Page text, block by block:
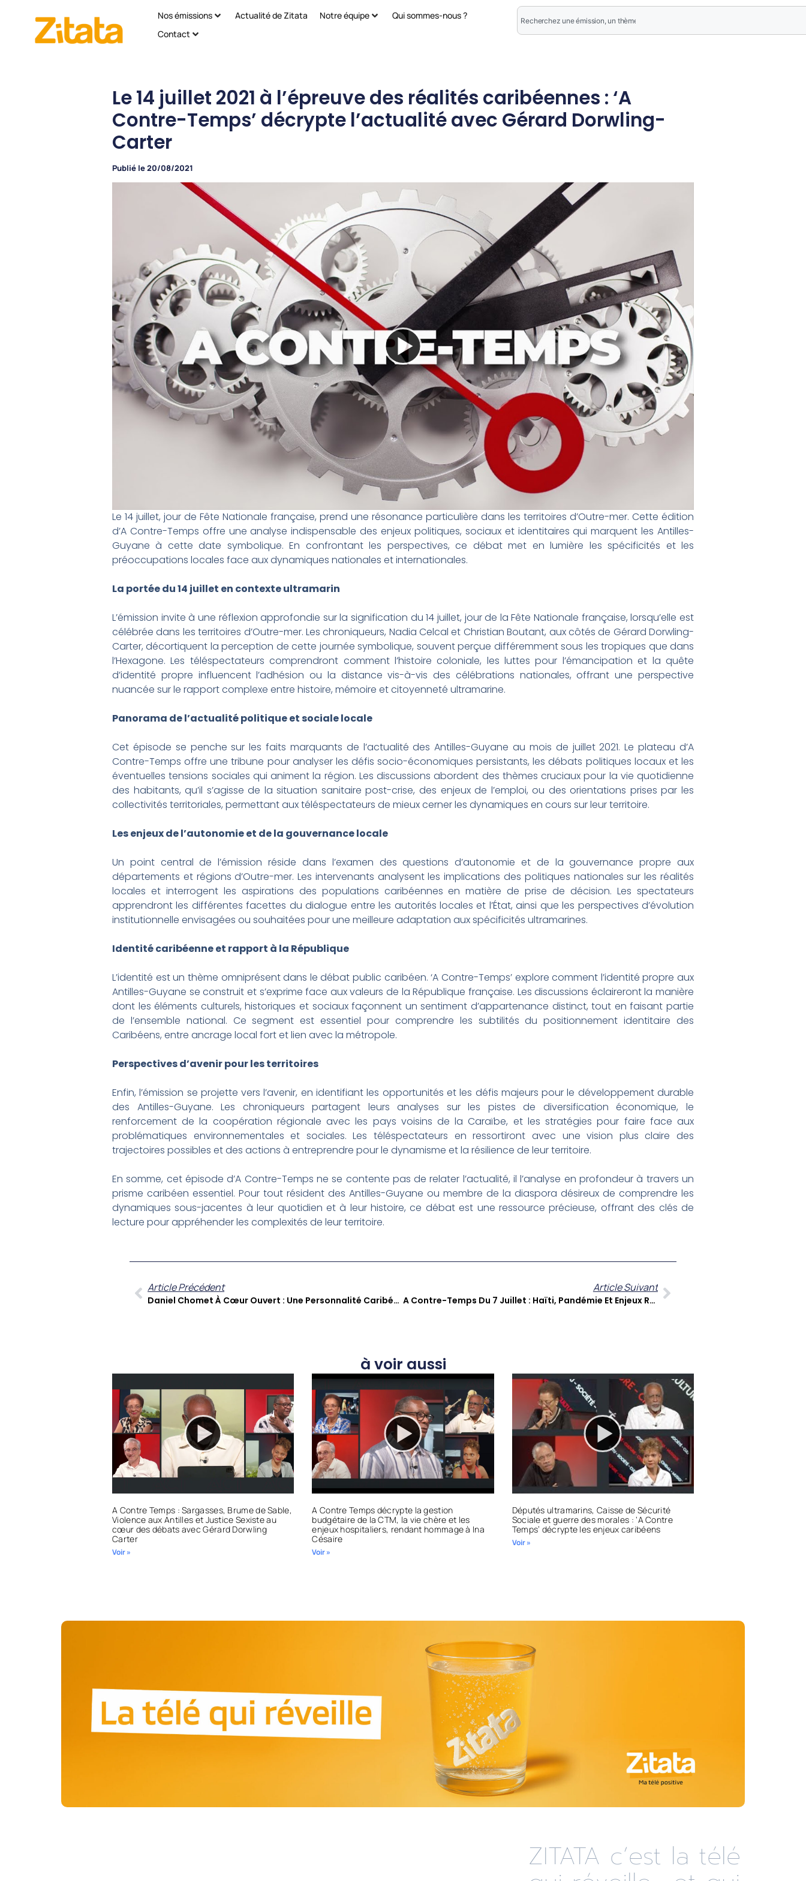
Nos émissions Actualité de Zitata Notre équipe
Qui sommes-nous ?
Contact
Le 14 juillet 2021 à l’épreuve des réalités caribéennes : ‘A
Contre-Temps’ décrypte l’actualité avec Gérard Dorwling-
Carter
Publié le20/08/2021
Le 14 juillet, jour de Fête Nationale française, prend une résonance particulière dans les territoires d’Outre-mer. Cette édition
d’A Contre-Temps offre une analyse indispensable des enjeux politiques, sociaux et identitaires qui marquent les Antilles-
Guyane à cette date symbolique. En confrontant les perspectives, ce débat met en lumière les spécificités et les
préoccupations locales face aux dynamiques nationales et internationales.
La portée du 14 juillet en contexte ultramarin
L’émission invite à une réflexion approfondie sur la signification du 14 juillet, jour de la Fête Nationale française, lorsqu’elle est
célébrée dans les territoires d’Outre-mer. Les chroniqueurs, Nadia Celcal et Christian Boutant, aux côtés de Gérard Dorwling-
Carter, décortiquent la perception de cette journée symbolique, souvent perçue différemment sous les tropiques que dans
l’Hexagone. Les téléspectateurs comprendront comment l’histoire coloniale, les luttes pour l’émancipation et la quête
d’identité propre influencent l’adhésion ou la distance vis-à-vis des célébrations nationales, offrant une perspective
nuancée sur le rapport complexe entre histoire, mémoire et citoyenneté ultramarine.
Panorama de l’actualité politique et sociale locale
Cet épisode se penche sur les faits marquants de l’actualité des Antilles-Guyane au mois de juillet 2021. Le plateau d’A
Contre-Temps offre une tribune pour analyser les défis socio-économiques persistants, les débats politiques locaux et les
éventuelles tensions sociales qui animent la région. Les discussions abordent des thèmes cruciaux pour la vie quotidienne
des habitants, qu’il s’agisse de la situation sanitaire post-crise, des enjeux de l’emploi, ou des orientations prises par les
collectivités territoriales, permettant aux téléspectateurs de mieux cerner les dynamiques en cours sur leur territoire.
Les enjeux de l’autonomie et de la gouvernance locale
Un point central de l’émission réside dans l’examen des questions d’autonomie et de la gouvernance propre aux
départements et régions d’Outre-mer. Les intervenants analysent les implications des politiques nationales sur les réalités
locales et interrogent les aspirations des populations caribéennes en matière de prise de décision. Les spectateurs
apprendront les différentes facettes du dialogue entre les autorités locales et l’État, ainsi que les perspectives d’évolution
institutionnelle envisagées ou souhaitées pour une meilleure adaptation aux spécificités ultramarines.
Identité caribéenne et rapport à la République
L’identité est un thème omniprésent dans le débat public caribéen. ‘A Contre-Temps’ explore comment l’identité propre aux
Antilles-Guyane se construit et s’exprime face aux valeurs de la République française. Les discussions éclaireront la manière
dont les éléments culturels, historiques et sociaux façonnent un sentiment d’appartenance distinct, tout en faisant partie
de l’ensemble national. Ce segment est essentiel pour comprendre les subtilités du positionnement identitaire des
Caribéens, entre ancrage local fort et lien avec la métropole.
Perspectives d’avenir pour les territoires
Enfin, l’émission se projette vers l’avenir, en identifiant les opportunités et les défis majeurs pour le développement durable
des Antilles-Guyane. Les chroniqueurs partagent leurs analyses sur les pistes de diversification économique, le
renforcement de la coopération régionale avec les pays voisins de la Caraïbe, et les stratégies pour faire face aux
problématiques environnementales et sociales. Les téléspectateurs en ressortiront avec une vision plus claire des
trajectoires possibles et des actions à entreprendre pour le dynamisme et la résilience de leur territoire.
En somme, cet épisode d’A Contre-Temps ne se contente pas de relater l’actualité, il l’analyse en profondeur à travers un
prisme caribéen essentiel. Pour tout résident des Antilles-Guyane ou membre de la diaspora désireux de comprendre les
dynamiques sous-jacentes à leur quotidien et à leur histoire, ce débat est une ressource précieuse, offrant des clés de
lecture pour appréhender les complexités de leur territoire.
Article Précédent
Daniel Chomet À Cœur Ouvert : Une Personnalité Caribéenne Se Dévoile Sans Détour Sur Zitata TV
Article Suivant
A Contre-Temps Du 7 Juillet : Haïti, Pandémie Et Enjeux Régionaux Au Cœur Des Débats
à voir aussi
A Contre Temps : Sargasses, Brume de Sable,
Violence aux Antilles et Justice Sexiste au
cœur des débats avec Gérard Dorwling
Carter
Voir »
A Contre Temps décrypte la gestion
budgétaire de la CTM, la vie chère et les
enjeux hospitaliers, rendant hommage à Ina
Césaire
Voir »
Députés ultramarins, Caisse de Sécurité
Sociale et guerre des morales : ‘A Contre
Temps’ décrypte les enjeux caribéens
Voir »
ZITATA c’est la télé